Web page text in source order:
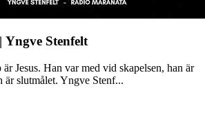
Yngve Stenfelt
Jesus. Han var med vid skapelsen, han är
är slutmålet. Yngve Stenf...